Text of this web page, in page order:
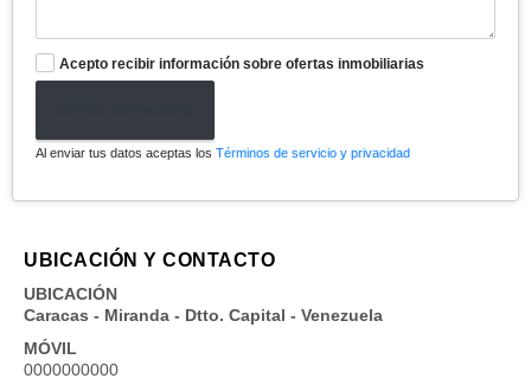
Acepto recibir información sobre ofertas inmobiliarias
Al enviar tus datos aceptas los Términos de servicio y privacidad
UBICACIÓN Y CONTACTO
UBICACIÓN
Caracas - Miranda - Dtto. Capital - Venezuela
MÓVIL
0000000000